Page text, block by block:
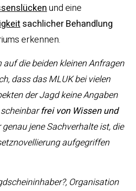
und eine
sachlicherBehandlung
erkennen.
auf die beiden kleinen Anfragen
dass das MLUK bei vielen
der Jagd keine Angaben
frei von Wissen und
jene Sachverhalte ist, die
aufgegriffen
Organisation